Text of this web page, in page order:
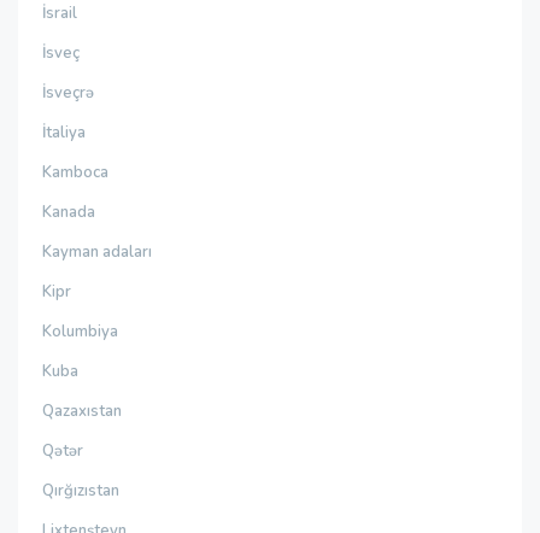
İsrail
İsveç
İsveçrə
İtaliya
Kamboca
Kanada
Kayman adaları
Kipr
Kolumbiya
Kuba
Qazaxıstan
Qətər
Qırğızıstan